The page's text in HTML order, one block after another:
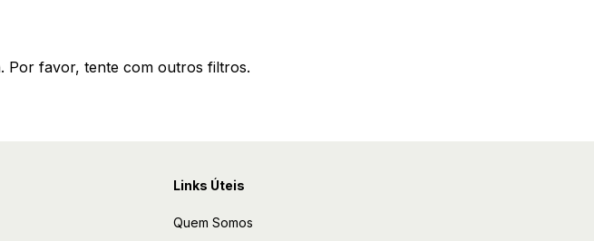
Por favor, tente com outros filtros.
Links Úteis
Quem Somos